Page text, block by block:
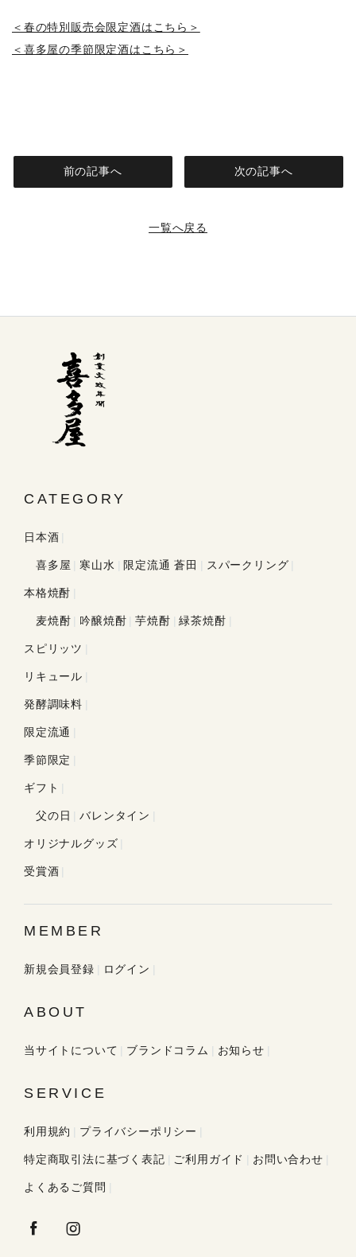
＜春の特別販売会限定酒はこちら＞
＜喜多屋の季節限定酒はこちら＞
前の記事へ
一覧へ戻る
次の記事へ
CATEGORY
日本酒
喜多屋 寒山水 限定流通 蒼田 スパークリング
本格焼酎
麦焼酎 吟醸焼酎 芋焼酎 緑茶焼酎
スピリッツ
リキュール
発酵調味料
限定流通
季節限定
ギフト
父の日 バレンタイン
オリジナルグッズ
受賞酒
MEMBER
新規会員登録 ログイン
ABOUT
当サイトについて ブランドコラム お知らせ
SERVICE
利用規約 プライバシーポリシー
特定商取引法に基づく表記 ご利用ガイド お問い合わせ
よくあるご質問